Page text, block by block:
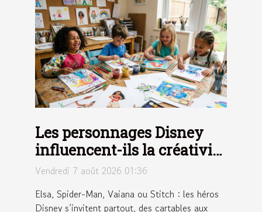
Les personnages Disney
influencent-ils la créativité
chez les petits artistes ?
Vendredi 7 août 2026 01:36
Elsa, Spider-Man, Vaiana ou Stitch : les héros
Disney s’invitent partout, des cartables aux